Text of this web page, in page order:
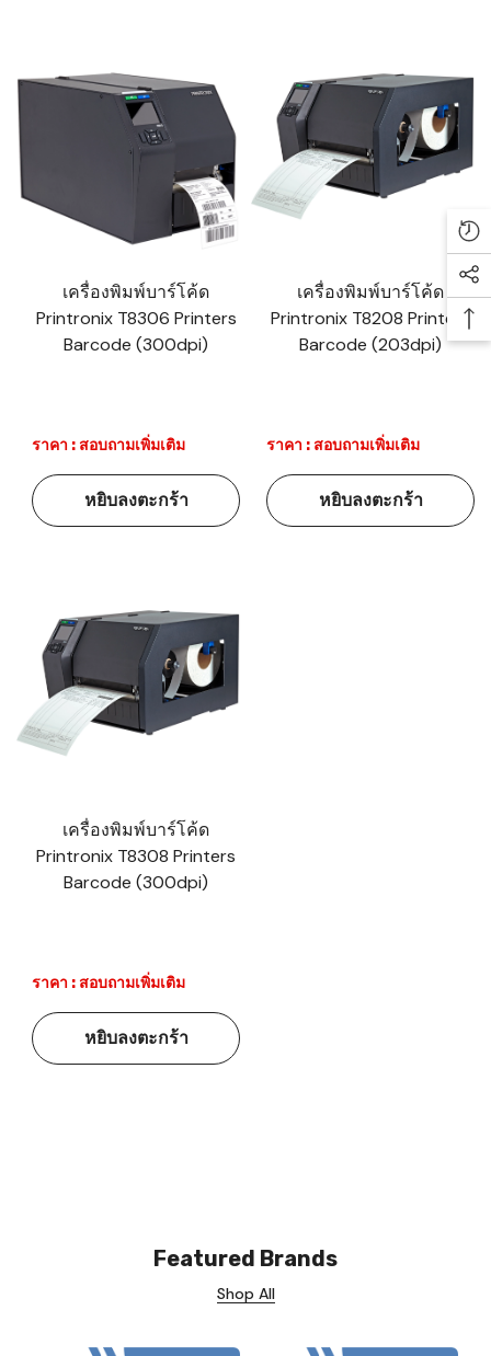
เครื่องพิมพ์บาร์โค้ด
Printronix T8306 Printers
Barcode (300dpi)
ราคา : สอบถามเพิ่มเติม
หยิบลงตะกร้า
เครื่องพิมพ์บาร์โค้ด
Printronix T8208 Printers
Barcode (203dpi)
ราคา : สอบถามเพิ่มเติม
หยิบลงตะกร้า
เครื่องพิมพ์บาร์โค้ด
Printronix T8308 Printers
Barcode (300dpi)
ราคา : สอบถามเพิ่มเติม
หยิบลงตะกร้า
Featured Brands
Shop All